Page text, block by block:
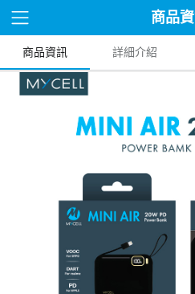
商品
商品資訊 詳細介紹